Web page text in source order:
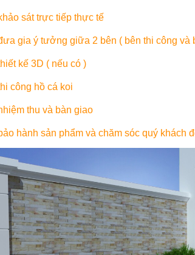
sát trực tiếp thực tế
gia ý tưởng giữa 2 bên ( bên thi công và
kế 3D ( nếu có )
công hồ cá koi
thu và bàn giao
hành sản phẩm và chăm sóc quý khách